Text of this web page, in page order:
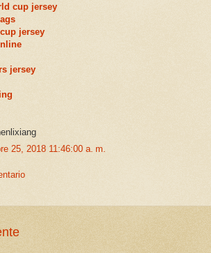
cup jersey
jersey
jersey
25, 2018 11:46:00 a. m.